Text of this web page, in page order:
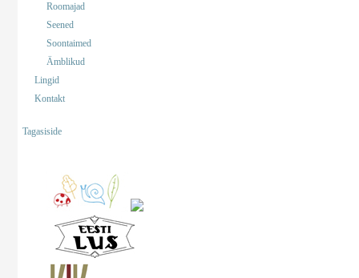
Roomajad
Seened
Soontaimed
Ämblikud
Lingid
Kontakt
Tagasiside